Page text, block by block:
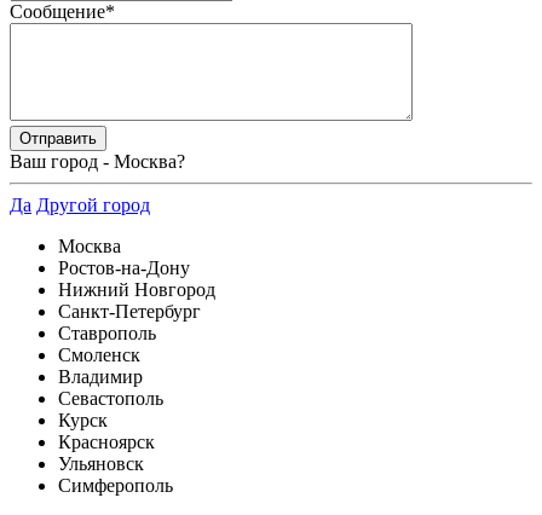
Сообщение*
Ваш город - Москва?
Да Другой город
Москва
Ростов-на-Дону
Нижний Новгород
Санкт-Петербург
Ставрополь
Смоленск
Владимир
Севастополь
Курск
Красноярск
Ульяновск
Симферополь